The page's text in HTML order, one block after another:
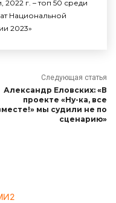
2022 г. – топ 50 среди
Национальной
2023»
Следующая статья
Александр Еловских: «В
проекте «Ну-ка, все
мы судили не по
сценарию»